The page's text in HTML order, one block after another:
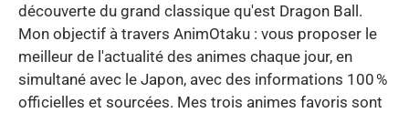
découverte du grand classique qu'est Dragon Ball.
Mon objectif à travers AnimOtaku : vous proposer le
meilleur de l'actualité des animes chaque jour, en
simultané avec le Japon, avec des informations 100 %
officielles et sourcées. Mes trois animes favoris sont